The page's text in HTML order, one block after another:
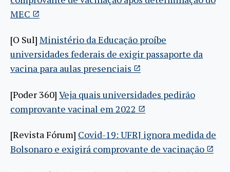
MEC
[O Sul] Ministério da Educação proíbe
universidades federais de exigir passaporte da
vacina para aulas presenciais
[Poder 360] Veja quais universidades pedirão
comprovante vacinal em 2022
[Revista Fórum] Covid-19: UFRJ ignora medida de
Bolsonaro e exigirá comprovante de vacinação